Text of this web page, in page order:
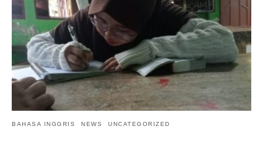
BAHASA INGGRIS NEWS UNCATEGORIZED